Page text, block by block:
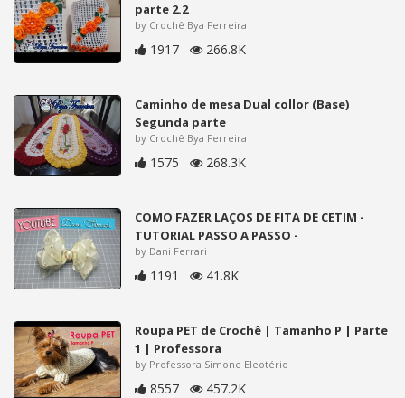
parte 2.2
by Crochê Bya Ferreira
1917 266.8K
Caminho de mesa Dual collor (Base)
Segunda parte
by Crochê Bya Ferreira
1575 268.3K
COMO FAZER LAÇOS DE FITA DE CETIM -
TUTORIAL PASSO A PASSO -
by Dani Ferrari
1191 41.8K
Roupa PET de Crochê | Tamanho P | Parte
1 | Professora
by Professora Simone Eleotério
8557 457.2K